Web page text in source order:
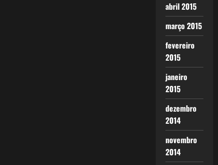
abril 2015
março 2015
fevereiro
2015
janeiro
2015
dezembro
2014
novembro
2014